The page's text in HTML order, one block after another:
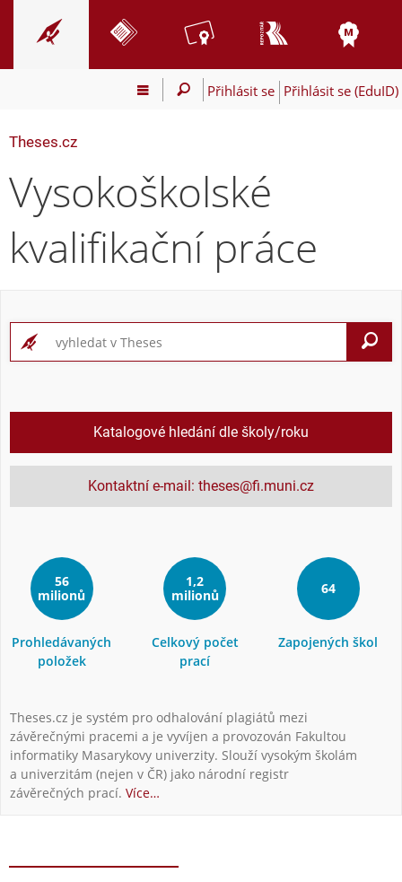
Přihlásit se Přihlásit se (EduID)
Theses.cz
Vysokoškolské
kvalifikační práce
Katalogové hledání dle školy/roku
Kontaktní e-mail: theses@fi.muni.cz
56
milionů
Prohledávaných
položek
1,2
milionů
Celkový počet
prací
64
Zapojených škol
Theses.cz je systém pro odhalování plagiátů mezi
závěrečnými pracemi a je vyvíjen a provozován Fakultou
informatiky Masarykovy univerzity. Slouží vysokým školám
a univerzitám (nejen v ČR) jako národní registr
závěrečných prací. Více…